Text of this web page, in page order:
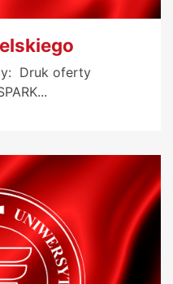
Druk oferty